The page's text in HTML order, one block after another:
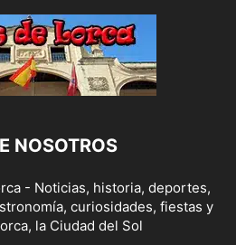
NOSOTROS
- Noticias, historia, deportes,
curiosidades, fiestas y
la Ciudad del Sol